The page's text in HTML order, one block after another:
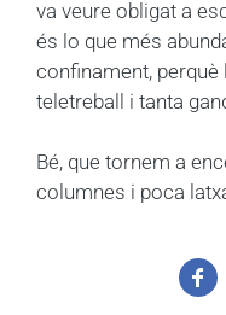
va veure obligat a
és lo que més
confinament, perquè
teletreball i tanta
Bé, que tornem a
columnes i poca